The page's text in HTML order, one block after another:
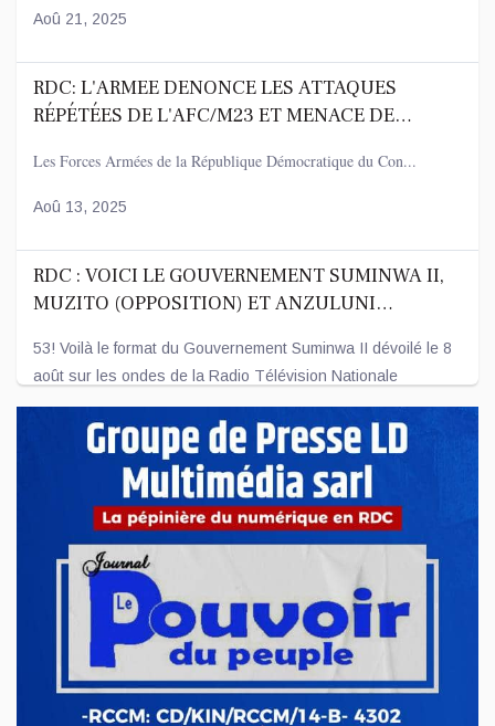
Aoû 21, 2025
RDC: L'ARMEE DENONCE LES ATTAQUES
RÉPÉTÉES DE L'AFC/M23 ET MENACE DE
Les Forces Armées de la République Démocratique du Con...
Aoû 13, 2025
RDC : VOICI LE GOUVERNEMENT SUMINWA II,
MUZITO (OPPOSITION) ET ANZULUNI
53! Voilà le format du Gouvernement Suminwa II dévoilé le 8
août sur les ondes de la Radio Télévision Nationale
Congolaise - R...
Aoû 08, 2025
REVUE DE PRESSE DU MERCREDI 06 AOÛT 2025
Félix Tshisekedi nomme à l'ANR, à la CNSS
et à la Cour constitutionnelle. A la cour constitutionnelle,
nous fait savoir ...
Aoû 06, 2025